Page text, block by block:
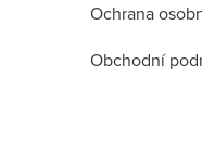
Ochrana
Obchodní